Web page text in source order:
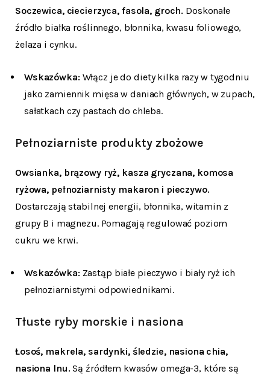
Soczewica, ciecierzyca, fasola, groch. Doskonałe
źródło białka roślinnego, błonnika, kwasu foliowego,
żelaza i cynku.
Wskazówka: Włącz je do diety kilka razy w tygodniu
jako zamiennik mięsa w daniach głównych, w zupach,
sałatkach czy pastach do chleba.
Pełnoziarniste produkty zbożowe
Owsianka, brązowy ryż, kasza gryczana, komosa
ryżowa, pełnoziarnisty makaron i pieczywo.
Dostarczają stabilnej energii, błonnika, witamin z
grupy B i magnezu. Pomagają regulować poziom
cukru we krwi.
Wskazówka: Zastąp białe pieczywo i biały ryż ich
pełnoziarnistymi odpowiednikami.
Tłuste ryby morskie i nasiona
Łosoś, makrela, sardynki, śledzie, nasiona chia,
nasiona lnu. Są źródłem kwasów omega-3, które są